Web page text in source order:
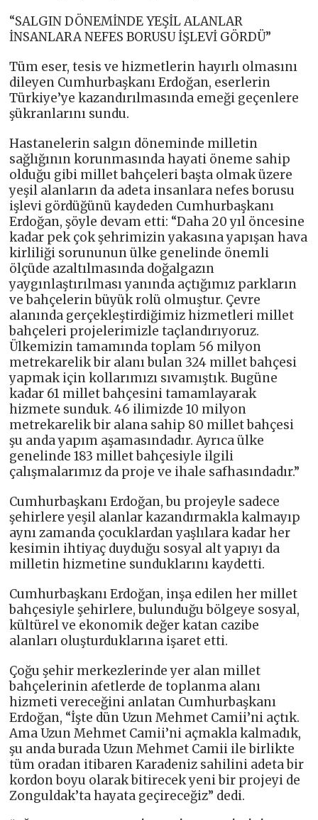
“SALGIN DÖNEMİNDE YEŞİL ALANLAR
İNSANLARA NEFES BORUSU İŞLEVİ GÖRDÜ”
Tüm eser, tesis ve hizmetlerin hayırlı olmasını
dileyen Cumhurbaşkanı Erdoğan, eserlerin
Türkiye’ye kazandırılmasında emeği geçenlere
şükranlarını sundu.
Hastanelerin salgın döneminde milletin
sağlığının korunmasında hayati öneme sahip
olduğu gibi millet bahçeleri başta olmak üzere
yeşil alanların da adeta insanlara nefes borusu
işlevi gördüğünü kaydeden Cumhurbaşkanı
Erdoğan, şöyle devam etti: “Daha 20 yıl öncesine
kadar pek çok şehrimizin yakasına yapışan hava
kirliliği sorununun ülke genelinde önemli
ölçüde azaltılmasında doğalgazın
yaygınlaştırılması yanında açtığımız parkların
ve bahçelerin büyük rolü olmuştur. Çevre
alanında gerçekleştirdiğimiz hizmetleri millet
bahçeleri projelerimizle taçlandırıyoruz.
Ülkemizin tamamında toplam 56 milyon
metrekarelik bir alanı bulan 324 millet bahçesi
yapmak için kollarımızı sıvamıştık. Bugüne
kadar 61 millet bahçesini tamamlayarak
hizmete sunduk. 46 ilimizde 10 milyon
metrekarelik bir alana sahip 80 millet bahçesi
şu anda yapım aşamasındadır. Ayrıca ülke
genelinde 183 millet bahçesiyle ilgili
çalışmalarımız da proje ve ihale safhasındadır.”
Cumhurbaşkanı Erdoğan, bu projeyle sadece
şehirlere yeşil alanlar kazandırmakla kalmayıp
aynı zamanda çocuklardan yaşlılara kadar her
kesimin ihtiyaç duyduğu sosyal alt yapıyı da
milletin hizmetine sunduklarını kaydetti.
Cumhurbaşkanı Erdoğan, inşa edilen her millet
bahçesiyle şehirlere, bulunduğu bölgeye sosyal,
kültürel ve ekonomik değer katan cazibe
alanları oluşturduklarına işaret etti.
Çoğu şehir merkezlerinde yer alan millet
bahçelerinin afetlerde de toplanma alanı
hizmeti vereceğini anlatan Cumhurbaşkanı
Erdoğan, “İşte dün Uzun Mehmet Camii’ni açtık.
Ama Uzun Mehmet Camii’ni açmakla kalmadık,
şu anda burada Uzun Mehmet Camii ile birlikte
tüm oradan itibaren Karadeniz sahilini adeta bir
kordon boyu olarak bitirecek yeni bir projeyi de
Zonguldak’ta hayata geçireceğiz” dedi.